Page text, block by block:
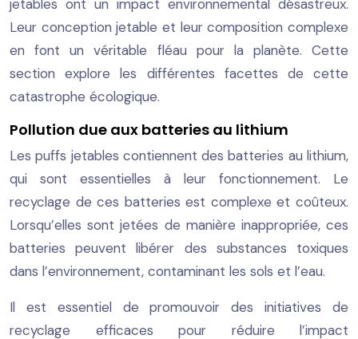
jetables ont un impact environnemental désastreux.
Leur conception jetable et leur composition complexe
en font un véritable fléau pour la planète. Cette
section explore les différentes facettes de cette
catastrophe écologique.
Pollution due aux batteries au lithium
Les puffs jetables contiennent des batteries au lithium,
qui sont essentielles à leur fonctionnement. Le
recyclage de ces batteries est complexe et coûteux.
Lorsqu’elles sont jetées de manière inappropriée, ces
batteries peuvent libérer des substances toxiques
dans l’environnement, contaminant les sols et l’eau.
Il est essentiel de promouvoir des initiatives de
recyclage efficaces pour réduire l’impact